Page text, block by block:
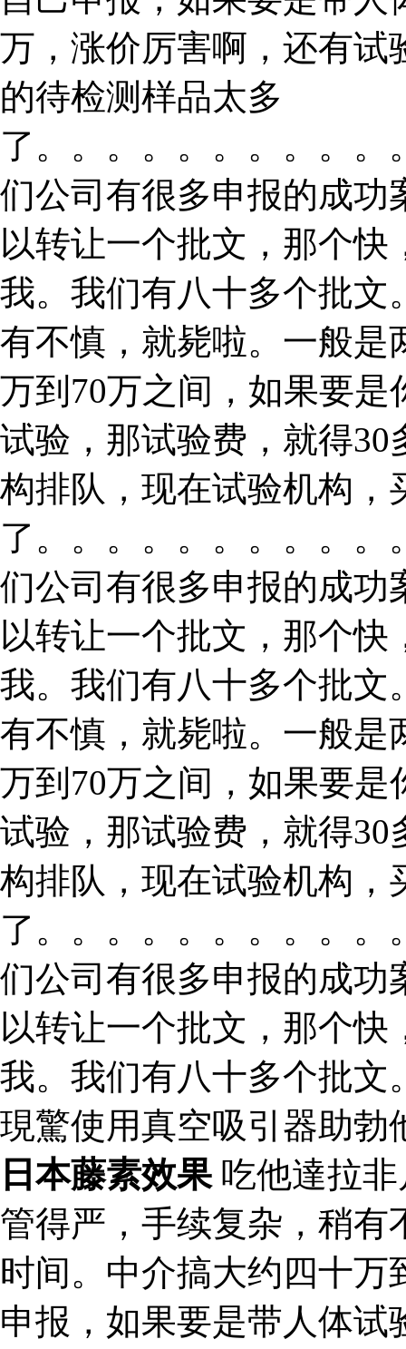
万，涨价厉害啊，还有试
的待检测样品太多
了。。。。。。。。。
们公司有很多申报的成功
以转让一个批文，那个
我。我们有八十多个批文
有不慎，就毙啦。一般是
万到70万之间，如果要
试验，那试验费，就得
构排队，现在试验机构，
了。。。。。。。。。
们公司有很多申报的成功
以转让一个批文，那个
我。我们有八十多个批文
有不慎，就毙啦。一般是
万到70万之间，如果要
试验，那试验费，就得
构排队，现在试验机构，
了。。。。。。。。。
们公司有很多申报的成功
以转让一个批文，那个
我。我们有八十多个批文
現驚使用真空吸引器助勃
日本藤素效果吃他達拉
管得严，手续复杂，稍有
时间。中介搞大约四十万
申报，如果要是带人体试